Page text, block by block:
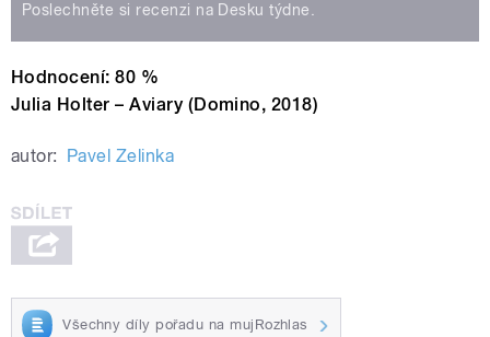
Poslechněte si recenzi na Desku týdne.
Hodnocení: 80 %
Julia Holter – Aviary (Domino, 2018)
autor: Pavel Zelinka
Všechny díly pořadu na mujRozhlas